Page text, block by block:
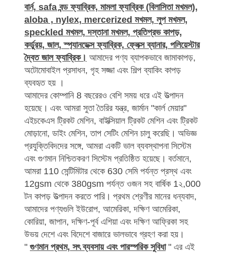
বার্ন, safa বন্ড ফ্যাব্রিক, মামলা ফ্যাব্রিক (বিলাসিতা মখমল),
aloba , nylex, mercerized মখমল, লুপ মখমল,
speckled মখমল, দস্তানা মখমল, প্রতিপ্রভ কাপড়,
কর্ডুরয়, জাল, স্প্যানডেক্স ফ্যাব্রিক, ফ্লেক্স ব্যানার, পলিয়েস্টার
দ্বৈত জাল ফ্যাব্রিক। আমাদের পণ্য ব্যাপকভাবে জামাকাপড়,
অটোমোবাইল প্রসাধন, গৃহ সজ্জা এবং শিল্প ব্যাকিং কাপড়
ব্যবহৃত হয় ।
আমাদের কোম্পানি 8 বছরেরও বেশি সময় ধরে এই উত্পাদন
হয়েছে। এবং আমরা সুতা তৈরির যন্ত্র, জার্মান "কার্ল মেয়ার"
এইচকেএস ট্রিকট মেশিন, বাইক্সিয়াল ট্রিকট মেশিন এবং ট্রিকট
মোড়ানো, ডাইং মেশিন, তাপ সেটিং মেশিন চালু করেছি। অভিজ্ঞ
প্রযুক্তিবিদদের সঙ্গে, আমরা একটি ভাল ব্যবস্থাপনা সিস্টেম
এবং গুণমান নিশ্চিতকরণ সিস্টেম প্রতিষ্ঠিত হয়েছে। বর্তমানে,
আমরা 110 সেন্টিমিটার থেকে 630 সেমি পর্যন্ত প্রস্থ এবং
12gsm থেকে 380gsm পর্যন্ত ওজন সহ বার্ষিক 1২,000
টন কাপড় উত্পাদন করতে পারি। প্রথম শ্রেণীর মানের ধন্যবাদ,
আমাদের পণ্যগুলি ইউরোপ, আমেরিকা, দক্ষিণ আমেরিকা,
কোরিয়া, জাপান, দক্ষিণ-পূর্ব এশিয়া এবং দক্ষিণ আফ্রিকা সহ
উভয় দেশে এবং বিদেশে বাজারে ভালভাবে গ্রহণ করা হয়।
" গুণমান প্রথম, সৎ ব্যবসায় এবং পারস্পরিক সুবিধা" এর এই